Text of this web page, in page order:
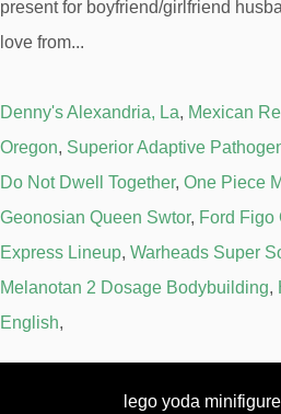
Denny's Alexandria, La, Mexican
Oregon, Superior Adaptive
Do Not Dwell Together, One Piece
Geonosian Queen Swtor, Ford Figo
Express Lineup, Warheads Super
Melanotan 2 Dosage Bodybuilding,
English,
lego yoda